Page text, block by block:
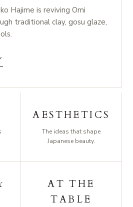
Hajime is reviving Omi
traditional clay, gosu glaze,
AESTHETICS
The ideas that shape
Japanese beauty.
AT THE
TABLE